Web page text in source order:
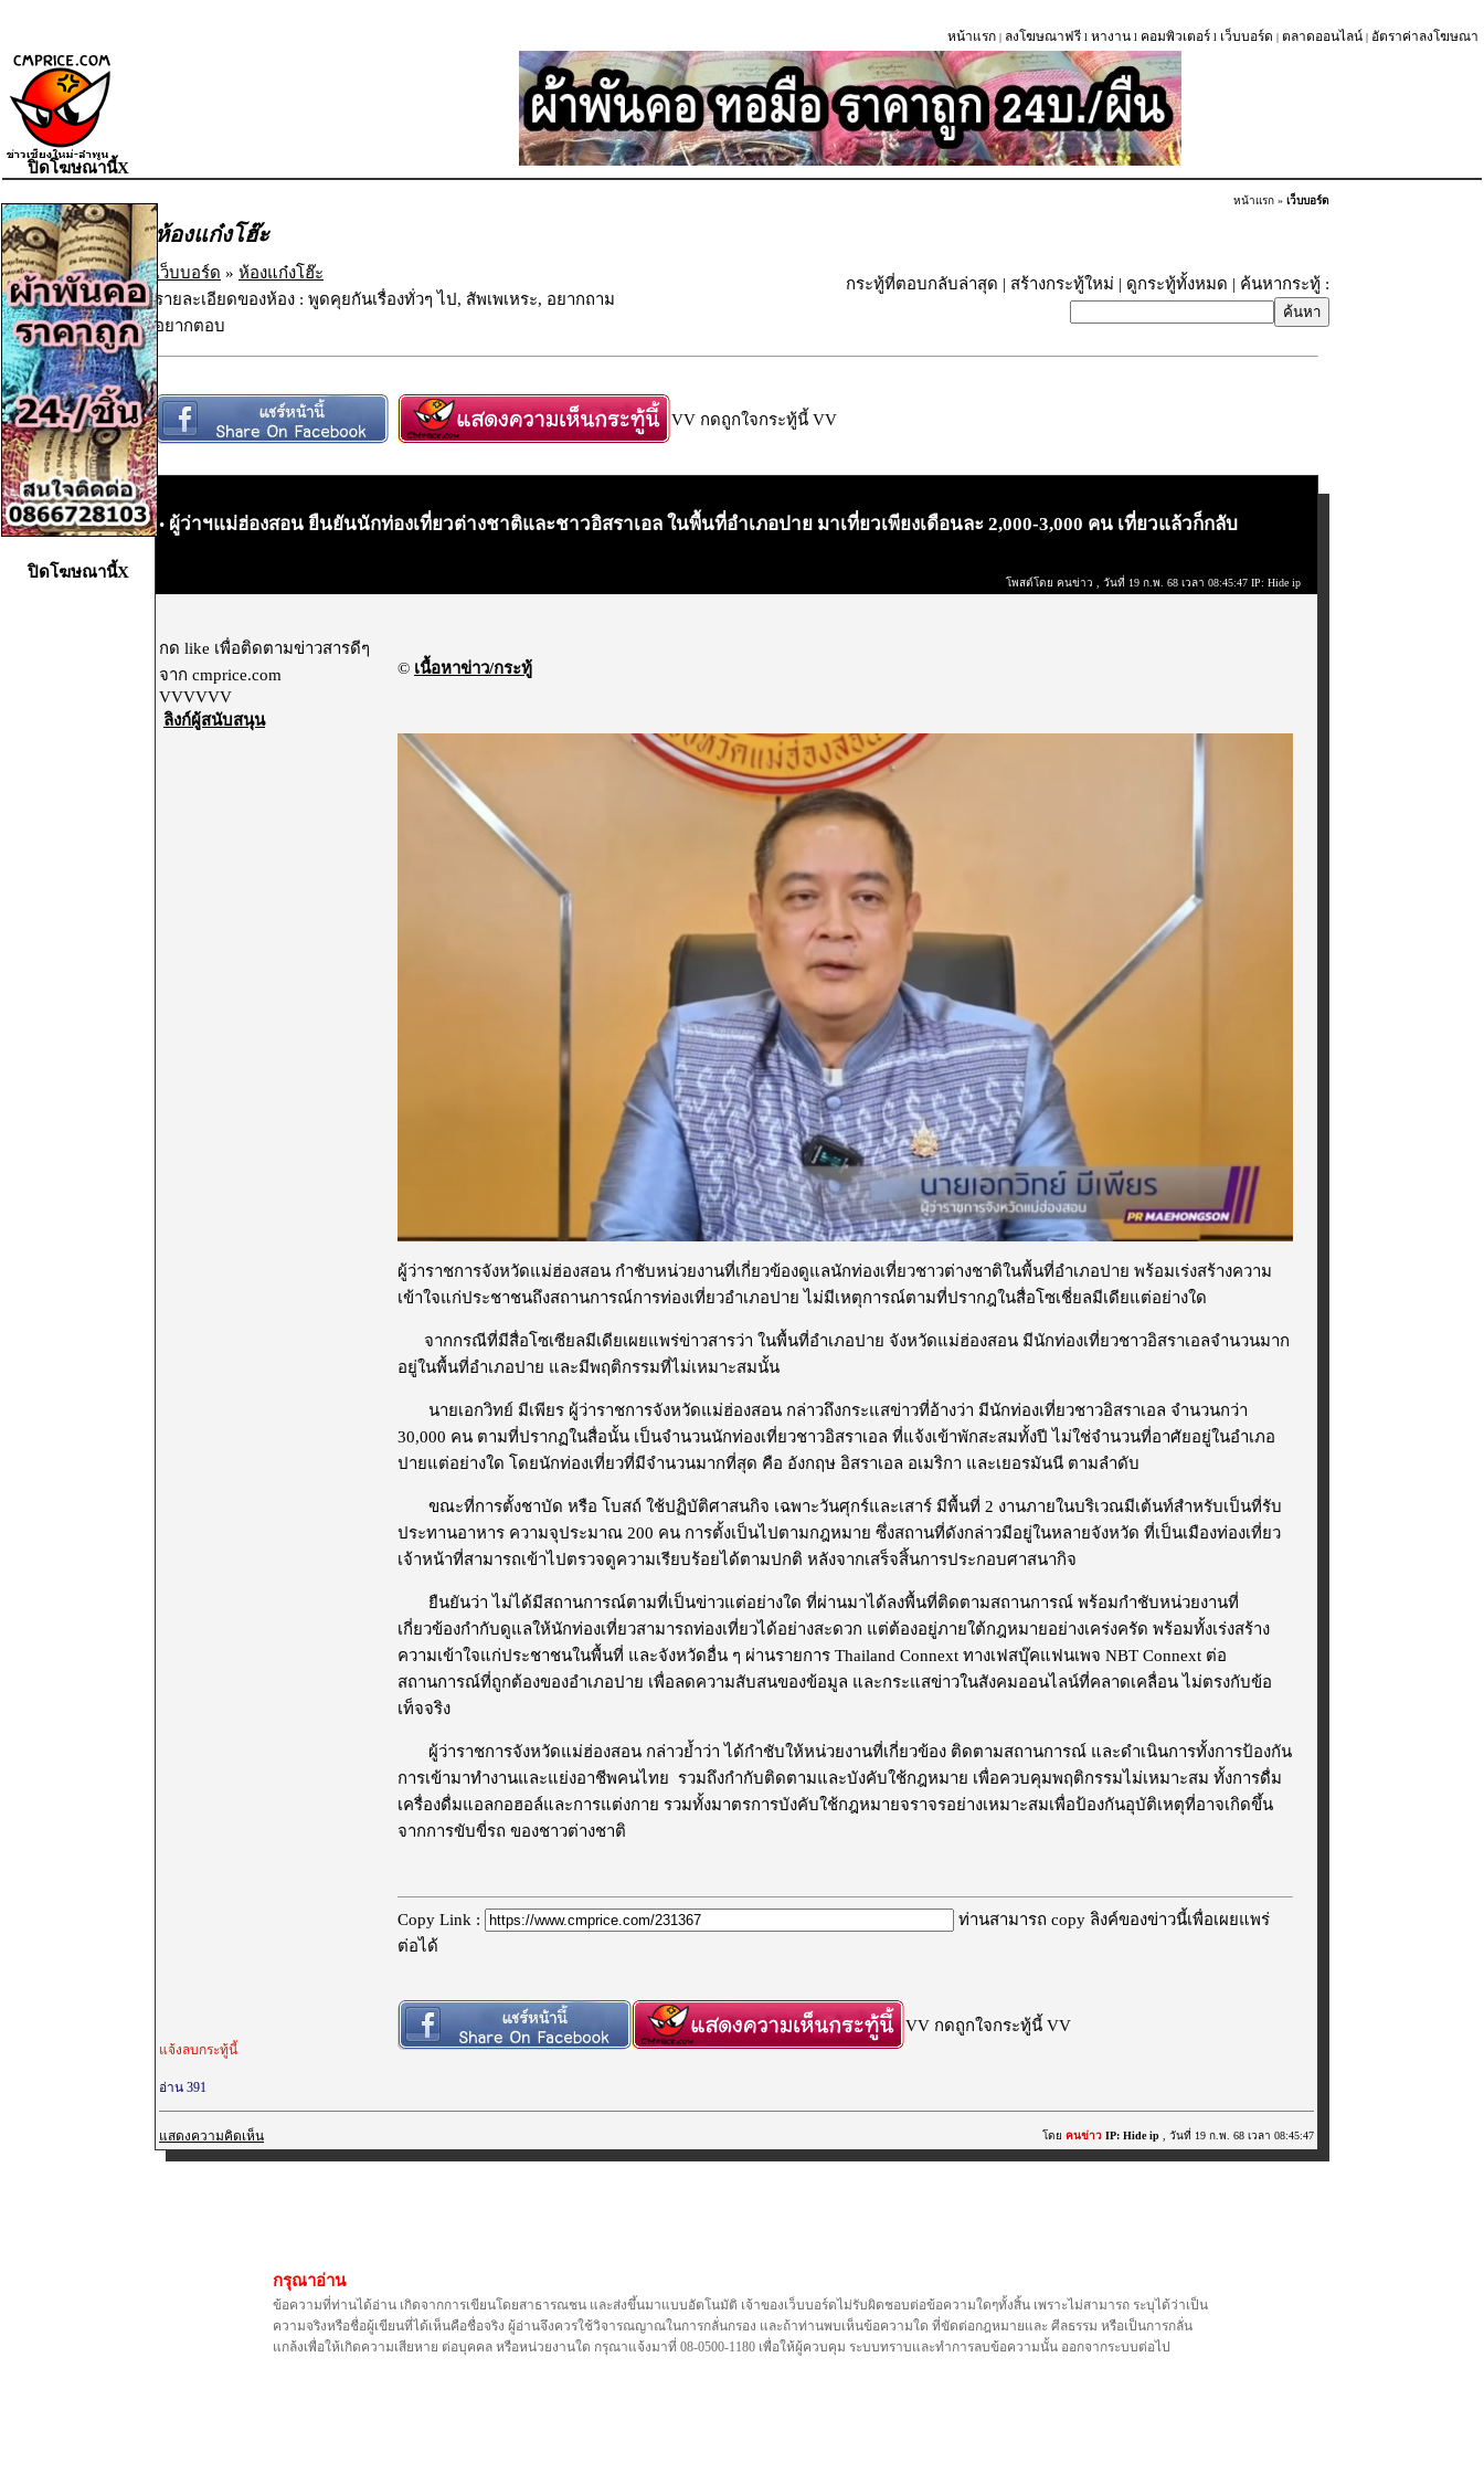
หน้าแรก | ลงโฆษณาฟรี l หางาน l คอมพิวเตอร์ l เว็บบอร์ด | ตลาดออนไลน์ | อัตราค่าลงโฆษณา
หน้าแรก » เว็บบอร์ด
ห้องแก๋งโฮ๊ะ
เว็บบอร์ด » ห้องแก๋งโฮ๊ะ
รายละเอียดของห้อง : พูดคุยกันเรื่องทั่วๆ ไป, สัพเพเหระ, อยากถาม
อยากตอบ
กระทู้ที่ตอบกลับล่าสุด | สร้างกระทู้ใหม่ | ดูกระทู้ทั้งหมด | ค้นหากระทู้ :
VV กดถูกใจกระทู้นี้ VV
• ผู้ว่าฯแม่ฮ่องสอน ยืนยันนักท่องเที่ยวต่างชาติและชาวอิสราเอล ในพื้นที่อำเภอปาย มาเที่ยวเพียงเดือนละ 2,000-3,000 คน เที่ยวแล้วก็กลับ
โพสต์โดย คนข่าว , วันที่ 19 ก.พ. 68 เวลา 08:45:47 IP: Hide ip
กด like เพื่อติดตามข่าวสารดีๆ
จาก cmprice.com
VVVVVV
ลิงก์ผู้สนับสนุน
© เนื้อหาข่าว/กระทู้
ผู้ว่าราชการจังหวัดแม่ฮ่องสอน กำชับหน่วยงานที่เกี่ยวข้องดูแลนักท่องเที่ยวชาวต่างชาติในพื้นที่อำเภอปาย พร้อมเร่งสร้างความ
เข้าใจแก่ประชาชนถึงสถานการณ์การท่องเที่ยวอำเภอปาย ไม่มีเหตุการณ์ตามที่ปรากฎในสื่อโซเชี่ยลมีเดียแต่อย่างใด
จากกรณีที่มีสื่อโซเซียลมีเดียเผยแพร่ข่าวสารว่า ในพื้นที่อำเภอปาย จังหวัดแม่ฮ่องสอน มีนักท่องเที่ยวชาวอิสราเอลจำนวนมาก
อยู่ในพื้นที่อำเภอปาย และมีพฤติกรรมที่ไม่เหมาะสมนั้น
นายเอกวิทย์ มีเพียร ผู้ว่าราชการจังหวัดแม่ฮ่องสอน กล่าวถึงกระแสข่าวที่อ้างว่า มีนักท่องเที่ยวชาวอิสราเอล จำนวนกว่า
30,000 คน ตามที่ปรากฏในสื่อนั้น เป็นจำนวนนักท่องเที่ยวชาวอิสราเอล ที่แจ้งเข้าพักสะสมทั้งปี ไม่ใช่จำนวนที่อาศัยอยู่ในอำเภอ
ปายแต่อย่างใด โดยนักท่องเที่ยวที่มีจำนวนมากที่สุด คือ อังกฤษ อิสราเอล อเมริกา และเยอรมันนี ตามลำดับ
ขณะที่การตั้งชาบัด หรือ โบสถ์ ใช้ปฏิบัติศาสนกิจ เฉพาะวันศุกร์และเสาร์ มีพื้นที่ 2 งานภายในบริเวณมีเต้นท์สำหรับเป็นที่รับ
ประทานอาหาร ความจุประมาณ 200 คน การตั้งเป็นไปตามกฎหมาย ซึ่งสถานที่ดังกล่าวมีอยู่ในหลายจังหวัด ที่เป็นเมืองท่องเที่ยว
เจ้าหน้าที่สามารถเข้าไปตรวจดูความเรียบร้อยได้ตามปกติ หลังจากเสร็จสิ้นการประกอบศาสนากิจ
ยืนยันว่า ไม่ได้มีสถานการณ์ตามที่เป็นข่าวแต่อย่างใด ที่ผ่านมาได้ลงพื้นที่ติดตามสถานการณ์ พร้อมกำชับหน่วยงานที่
เกี่ยวข้องกำกับดูแลให้นักท่องเที่ยวสามารถท่องเที่ยวได้อย่างสะดวก แต่ต้องอยู่ภายใต้กฎหมายอย่างเคร่งครัด พร้อมทั้งเร่งสร้าง
ความเข้าใจแก่ประชาชนในพื้นที่ และจังหวัดอื่น ๆ ผ่านรายการ Thailand Connext ทางเฟสบุ๊คแฟนเพจ NBT Connext ต่อ
สถานการณ์ที่ถูกต้องของอำเภอปาย เพื่อลดความสับสนของข้อมูล และกระแสข่าวในสังคมออนไลน์ที่คลาดเคลื่อน ไม่ตรงกับข้อ
เท็จจริง
ผู้ว่าราชการจังหวัดแม่ฮ่องสอน กล่าวย้ำว่า ได้กำชับให้หน่วยงานที่เกี่ยวข้อง ติดตามสถานการณ์ และดำเนินการทั้งการป้องกัน
การเข้ามาทำงานและแย่งอาชีพคนไทย รวมถึงกำกับติดตามและบังคับใช้กฎหมาย เพื่อควบคุมพฤติกรรมไม่เหมาะสม ทั้งการดื่ม
เครื่องดื่มแอลกอฮอล์และการแต่งกาย รวมทั้งมาตรการบังคับใช้กฎหมายจราจรอย่างเหมาะสมเพื่อป้องกันอุบัติเหตุที่อาจเกิดขึ้น
จากการขับขี่รถ ของชาวต่างชาติ
Copy Link :
ท่านสามารถ copy ลิงค์ของข่าวนี้เพื่อเผยแพร่
ต่อได้
VV กดถูกใจกระทู้นี้ VV
แจ้งลบกระทู้นี้
อ่าน 391
แสดงความคิดเห็น โดย คนข่าว IP: Hide ip , วันที่ 19 ก.พ. 68 เวลา 08:45:47
กรุณาอ่าน
ข้อความที่ท่านได้อ่าน เกิดจากการเขียนโดยสาธารณชน และส่งขึ้นมาแบบอัตโนมัติ เจ้าของเว็บบอร์ดไม่รับผิดชอบต่อข้อความใดๆทั้งสิ้น เพราะไม่สามารถ ระบุได้ว่าเป็น
ความจริงหรือชื่อผู้เขียนที่ได้เห็นคือชื่อจริง ผู้อ่านจึงควรใช้วิจารณญาณในการกลั่นกรอง และถ้าท่านพบเห็นข้อความใด ที่ขัดต่อกฎหมายและ ศีลธรรม หรือเป็นการกลั่น
แกล้งเพื่อให้เกิดความเสียหาย ต่อบุคคล หรือหน่วยงานใด กรุณาแจ้งมาที่ 08-0500-1180 เพื่อให้ผู้ควบคุม ระบบทราบและทำการลบข้อความนั้น ออกจากระบบต่อไป
ปิดโฆษณานี้X
ปิดโฆษณานี้X